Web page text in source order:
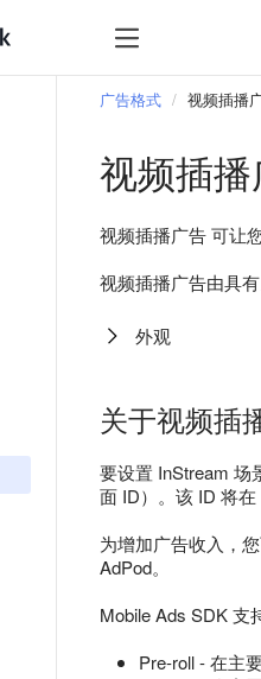
快速入门
广告格式 视频插播
视频插
视频插播广告 可让
视频插播广告由具
外观
关于视频插
要设置 InStream 场
面 ID）。该 ID 将
为增加广告收入，
AdPod。
Mobile Ads SDK 支
Pre-roll - 在主